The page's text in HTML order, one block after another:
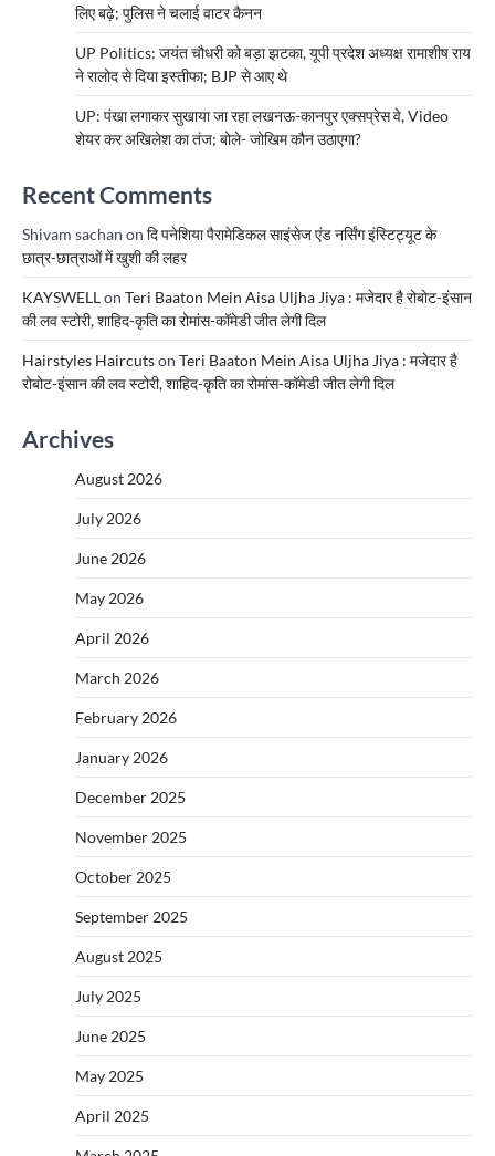
लिए बढ़े; पुलिस ने चलाई वाटर कैनन
UP Politics: जयंत चौधरी को बड़ा झटका, यूपी प्रदेश अध्यक्ष रामाशीष राय
ने रालोद से दिया इस्तीफा; BJP से आए थे
UP: पंखा लगाकर सुखाया जा रहा लखनऊ-कानपुर एक्सप्रेस वे, Video
शेयर कर अखिलेश का तंज; बोले- जोखिम कौन उठाएगा?
Recent Comments
Shivam sachan on दि पनेशिया पैरामेडिकल साइंसेज एंड नर्सिंग इंस्टिट्यूट के
छात्र-छात्राओं में खुशी की लहर
KAYSWELLon Teri Baaton Mein Aisa Uljha Jiya : मजेदार है रोबोट-इंसान
की लव स्टोरी, शाहिद-कृति का रोमांस-कॉमेडी जीत लेगी दिल
Hairstyles Haircutson Teri Baaton Mein Aisa Uljha Jiya : मजेदार है
रोबोट-इंसान की लव स्टोरी, शाहिद-कृति का रोमांस-कॉमेडी जीत लेगी दिल
Archives
August 2026
July 2026
June 2026
May 2026
April 2026
March 2026
February 2026
January 2026
December 2025
November 2025
October 2025
September 2025
August 2025
July 2025
June 2025
May 2025
April 2025